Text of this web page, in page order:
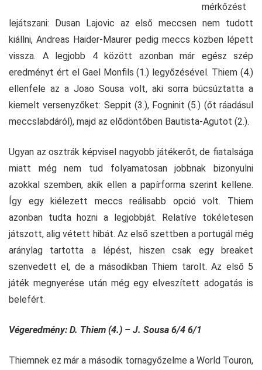
mérkőzést
lejátszani: Dusan Lajovic az első meccsen nem tudott
kiállni, Andreas Haider-Maurer pedig meccs közben lépett
vissza. A legjobb 4 között azonban már egész szép
eredményt ért el Gael Monfils (1.) legyőzésével. Thiem (4.)
ellenfele az a Joao Sousa volt, aki sorra búcsúztatta a
kiemelt versenyzőket: Seppit (3.), Fogninit (5.) (őt ráadásul
meccslabdáról), majd az elődöntőben Bautista-Agutot (2.).
Ugyan az osztrák képvisel nagyobb játékerőt, de fiatalsága
miatt még nem tud folyamatosan jobbnak bizonyulni
azokkal szemben, akik ellen a papírforma szerint kellene.
Így egy kiélezett meccs reálisabb opció volt. Thiem
azonban tudta hozni a legjobbját. Relatíve tökéletesen
játszott, alig vétett hibát. Az első szettben a portugál még
aránylag tartotta a lépést, hiszen csak egy breaket
szenvedett el, de a másodikban Thiem tarolt. Az első 5
játék megnyerése után még egy elveszített adogatás is
belefért.
Végeredmény: D. Thiem (4.) – J. Sousa 6/4 6/1
Thiemnek ez már a második tornagyőzelme a World Touron,